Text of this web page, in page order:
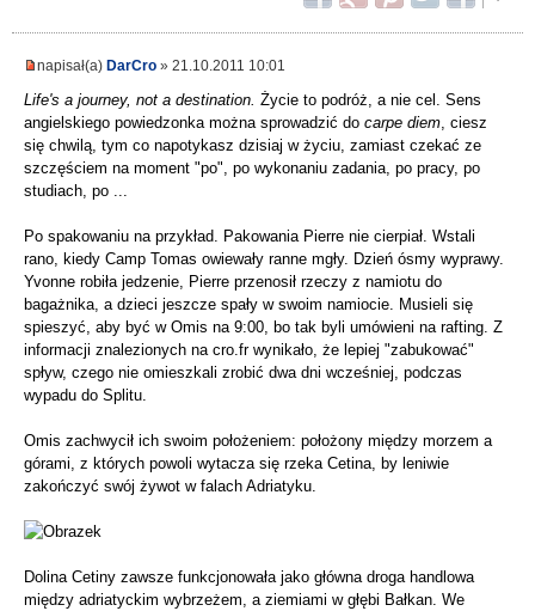
napisał(a) DarCro » 21.10.2011 10:01
Life's a journey, not a destination. Życie to podróż, a nie cel. Sens
angielskiego powiedzonka można sprowadzić do carpe diem , ciesz
się chwilą, tym co napotykasz dzisiaj w życiu, zamiast czekać ze
szczęściem na moment "po", po wykonaniu zadania, po pracy, po
studiach, po ...
Po spakowaniu na przykład. Pakowania Pierre nie cierpiał. Wstali
rano, kiedy Camp Tomas owiewały ranne mgły. Dzień ósmy wyprawy.
Yvonne robiła jedzenie, Pierre przenosił rzeczy z namiotu do
bagażnika, a dzieci jeszcze spały w swoim namiocie. Musieli się
spieszyć, aby być w Omis na 9:00, bo tak byli umówieni na rafting. Z
informacji znalezionych na cro.fr wynikało, że lepiej "zabukować"
spływ, czego nie omieszkali zrobić dwa dni wcześniej, podczas
wypadu do Splitu.
Omis zachwycił ich swoim położeniem: położony między morzem a
górami, z których powoli wytacza się rzeka Cetina, by leniwie
zakończyć swój żywot w falach Adriatyku.
Dolina Cetiny zawsze funkcjonowała jako główna droga handlowa
między adriatyckim wybrzeżem, a ziemiami w głębi Bałkan. We